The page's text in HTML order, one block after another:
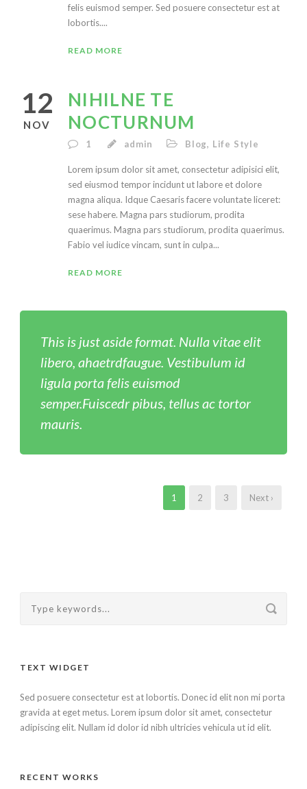
felis euismod semper. Sed posuere consectetur est at
lobortis....
READ MORE
12
NOV
NIHILNE TE
NOCTURNUM
1 admin Blog, Life Style
Lorem ipsum dolor sit amet, consectetur adipisici elit,
sed eiusmod tempor incidunt ut labore et dolore
magna aliqua. Idque Caesaris facere voluntate liceret:
sese habere. Magna pars studiorum, prodita
quaerimus. Magna pars studiorum, prodita quaerimus.
Fabio vel iudice vincam, sunt in culpa...
READ MORE
This is just aside format. Nulla vitae elit
libero, ahaetrdfaugue. Vestibulum id
ligula porta felis euismod
semper.Fuiscedr pibus, tellus ac tortor
mauris.
1 2 3 Next ›
TEXT WIDGET
Sed posuere consectetur est at lobortis. Donec id elit non mi porta
gravida at eget metus. Lorem ipsum dolor sit amet, consectetur
adipiscing elit. Nullam id dolor id nibh ultricies vehicula ut id elit.
RECENT WORKS